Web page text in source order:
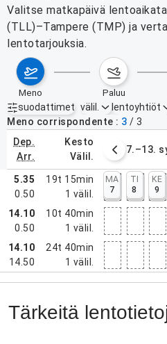
Valitse matkapäivä
(TLL)–Tampere (TMP) ja
lentotarjouksia.
meno paluu
suodattimet
Aktiiviset suodattimet ei mitään
välil. lentoyhtiöt
Meno corrispondente
3 / 3
dep.
arr.
kesto
välil.
7.–13.
5.35
0.50
19t 15min
1 välil.
MA
7
TI
8
KE
9
14.10
0.50
10t 40min
1 välil.
14.10
14.50
24t 40min
1 välil.
Tärkeitä